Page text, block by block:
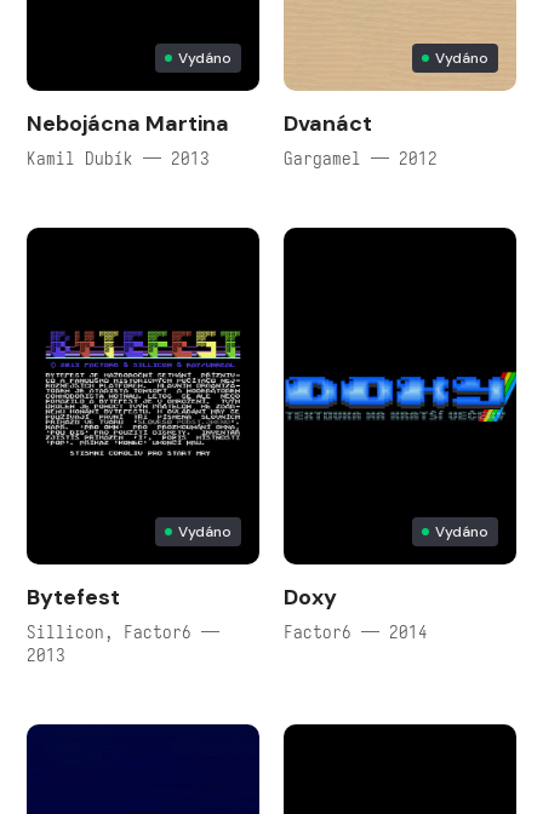
Vydáno
Nebojácna Martina
Kamil Dubík — 2013
Vydáno
Dvanáct
Gargamel — 2012
Vydáno
Bytefest
Sillicon, Factor6 —
2013
Vydáno
Doxy
Factor6 — 2014